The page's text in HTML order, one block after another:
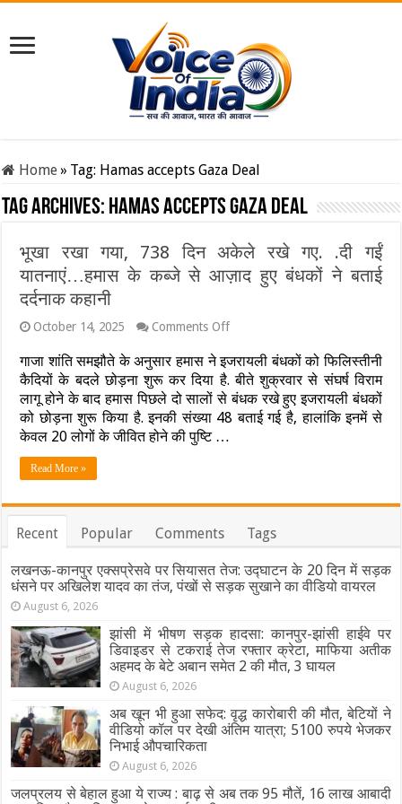
Home» Tag: Hamas accepts Gaza Deal
Tag Archives: Hamas accepts Gaza Deal
भूखा रखा गया, 738 दिन अकेले रखे गए. .दी गईं
यातनाएं…हमास के कब्जे से आज़ाद हुए बंधकों ने बताई
दर्दनाक कहानी
October 14, 2025 Comments Offon
रखा
गया,
738
दिन
अकेले
हमास
कब्जे
आज़ाद
हुए
बंधकों
बताई
दर्दनाक
कहानी
गाजा शांति समझौते के अनुसार हमास ने इजरायली बंधकों को फिलिस्तीनी
कैदियों के बदले छोड़ना शुरू कर दिया है. बीते शुक्रवार से संघर्ष विराम
लागू होने के बाद हमास पिछले दो सालों से बंधक रखे हुए इजरायली बंधकों
को छोड़ना शुरू किया है. इनकी संख्या 48 बताई गई है, हालांकि इनमें से
केवल 20 लोगों के जीवित होने की पुष्टि …
Read More »
Recent Popular Comments Tags
लखनऊ-कानपुर एक्सप्रेसवे पर सियासत तेज: उद्घाटन के 20 दिन में सड़क
धंसने पर अखिलेश यादव का तंज, पंखों से सड़क सुखाने का वीडियो वायरल
August 6, 2026
झांसी में भीषण सड़क हादसा: कानपुर-झांसी हाईवे पर
डिवाइडर से टकराई तेज रफ्तार क्रेटा, माफिया अतीक
अहमद के बेटे अबान समेत 2 की मौत, 3 घायल
August 6, 2026
अब खून भी हुआ सफेद: वृद्ध कारोबारी की मौत, बेटियों ने
वीडियो कॉल पर देखी अंतिम यात्रा; 5100 रुपये भेजकर
निभाई औपचारिकता
August 6, 2026
जलप्रलय से बेहाल हुआ ये राज्य : बाढ़ से अब तक 95 मौतें, 16 लाख आबादी